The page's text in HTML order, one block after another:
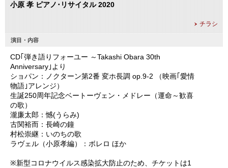
小原 孝 ピアノ･リサイタル 2020
チラシ
演目・内容
CD｢弾き語りフォーユー ～Takashi Obara 30th
Anniversary｣より
ショパン：ノクターン第2番 変ホ長調 op.9-2 （映画｢愛情
物語｣アレンジ）
生誕250周年記念ベートーヴェン・メドレー（運命～歓喜
の歌）
瀧廉太郎：憾(うらみ)
古関裕而：長崎の鐘
村松崇継：いのちの歌
ラヴェル（小原孝編）：ボレロ ほか
※新型コロナウイルス感染拡大防止のため、チケットは1